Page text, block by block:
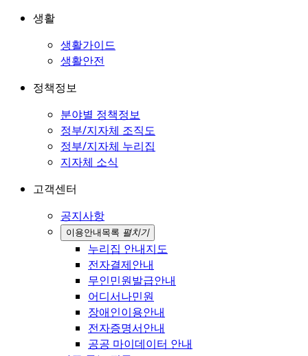
생활
생활가이드
생활안전
정책정보
분야별 정책정보
정부/지자체 조직도
정부/지자체 누리집
지자체 소식
고객센터
공지사항
이용안내 목록 펼치기
누리집 안내지도
전자결제안내
무인민원발급안내
어디서나민원
장애인이용안내
전자증명서안내
공공 마이데이터 안내